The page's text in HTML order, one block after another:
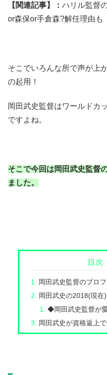
【関連記事】： ハリル監督
or森保or手倉森?解任理由も
そこでいろんな所で声が上
の起用！
岡田武史監督はワールドカ
ですよね。
そこで今回は岡田武史監督
ました。
目次
岡田武史監督のプロ
岡田武史の2018(現在
◆岡田武史監督が
岡田武史が資格返上